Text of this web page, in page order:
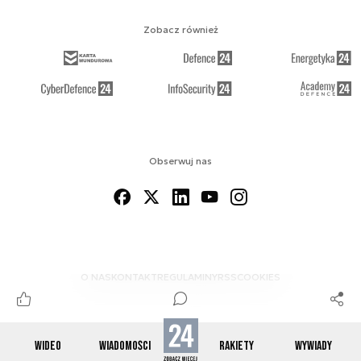
WIDEO WIADOMOŚCI RAKIETY WYWIADY
Obserwuj nas
O NAS KONTAKTREGULAMINYRSS COOKIES
Zobacz również
© 2012-2026 SPACE24